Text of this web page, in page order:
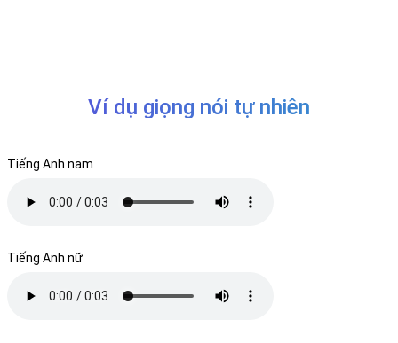
Ví dụ giọng nói tự nhiên
Tiếng Anh nam
Tiếng Anh nữ